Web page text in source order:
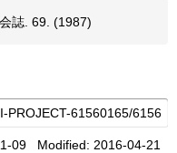
誌. 69. (1987)
09 Modified: 2016-04-21